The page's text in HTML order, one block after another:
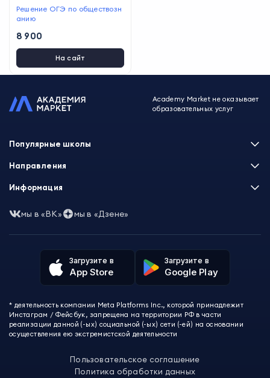
Решение ОГЭ по обществозн
анию
8 900
На сайт
Academy Market не оказывает
образовательных услуг
Загрузите в
App Store
Загрузите в
Google Play
* деятельность компании Meta Platforms Inc., которой принадлежит
Инстаграм / Фейсбук, запрещена на территории РФ в части
реализации данной (-ых) социальной (-ых) сети (-ей) на основании
осуществления ею экстремистской деятельности
Пользовательское соглашение
Политика обработки данных
Популярные школы
Skillbox
XYZ School
Skillfactory
Talentsy
ProductStar
Бруноям
EDPRO
Level One
Академия Эдюсон
Направления
Программирование
Маркетинг
Аналитика
Другие профессии
Красота и здоровье
Для детей и подростков
Психология
Информация
Часто задаваемые вопросы
Пользовательское соглашение
Политика обработки данных
Избранные курсы
Акции и скидки
О проекте
Контакты
мы в «ВК» мы в «Дзене»